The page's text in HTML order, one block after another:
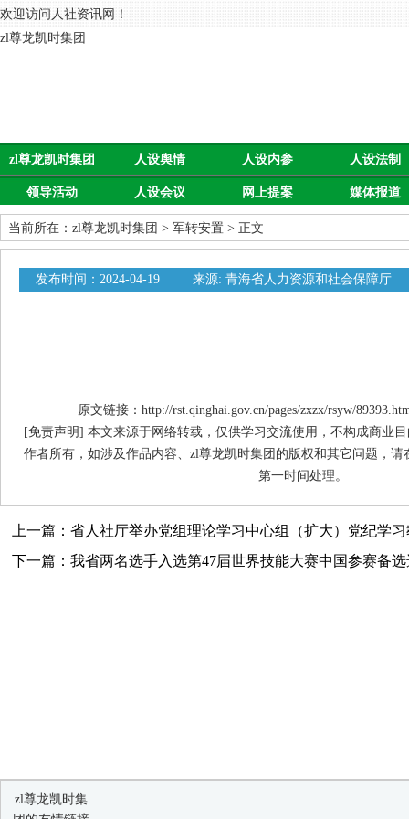
欢迎访问人社资讯网！
zl尊龙凯时集团
zl尊龙凯时集团 人设舆情 人设内参 人设法制
领导活动 人设会议 网上提案 媒体报道
当前所在： zl尊龙凯时集团 > 军转安置 > 正文
发布时间：2024-04-19 来源: 青海省人力资源和社会保障厅
原文链接：http://rst.qinghai.gov.cn/pages/zxzx/rsyw/
[免责声明] 本文来源于网络转载，仅供学习交流使用，不构成商业
作者所有，如涉及作品内容、zl尊龙凯时集团的版权和其它问题，请
第一时间处理。
上一篇：省人社厅举办党组理论学习中心组（扩大）党纪学
下一篇：我省两名选手入选第47届世界技能大赛中国参赛备
zl尊龙凯时集